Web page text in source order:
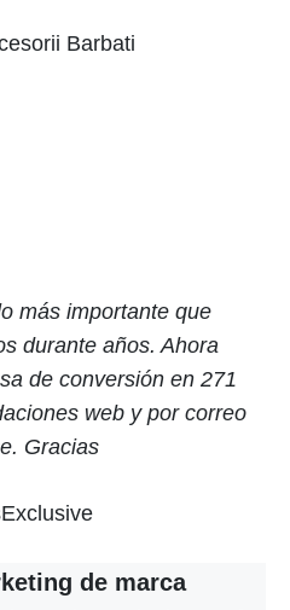
Barbati
más importante que
durante años. Ahora
de conversión en 271
web y por correo
Gracias
de marca